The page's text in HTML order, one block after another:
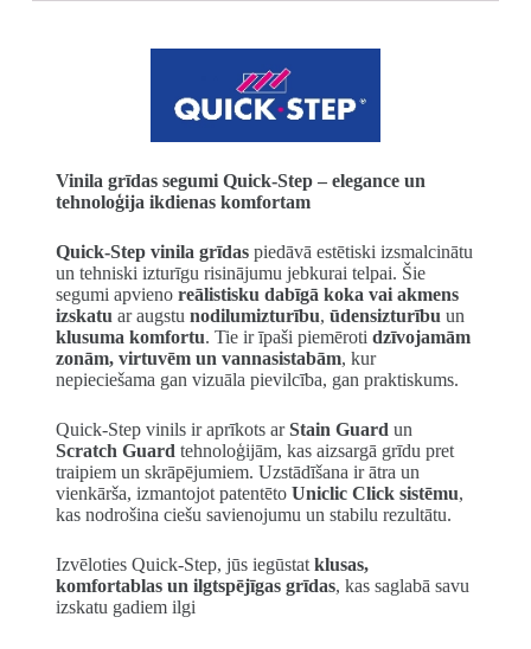
Vinila grīdas segumi Quick-Step – elegance un
tehnoloģija ikdienas komfortam
Quick-Step vinila grīdaspiedāvā estētiski izsmalcinātu
un tehniski izturīgu risinājumu jebkurai telpai. Šie
segumi apvieno reālistisku dabīgā koka vai akmens
izskatu ar augstu nodilumizturību, ūdensizturību un
klusuma komfortu. Tie ir īpaši piemēroti dzīvojamām
zonām, virtuvēm un vannasistabām, kur
nepieciešama gan vizuāla pievilcība, gan praktiskums.
Quick-Step vinils ir aprīkots arStain Guard un
Scratch Guard tehnoloģijām, kas aizsargā grīdu pret
traipiem un skrāpējumiem. Uzstādīšana ir ātra un
vienkārša, izmantojot patentēto Uniclic Click sistēmu,
kas nodrošina ciešu savienojumu un stabilu rezultātu.
Izvēloties Quick-Step, jūs iegūstat klusas,
komfortablas un ilgtspējīgas grīdas, kas saglabā savu
izskatu gadiem ilgi